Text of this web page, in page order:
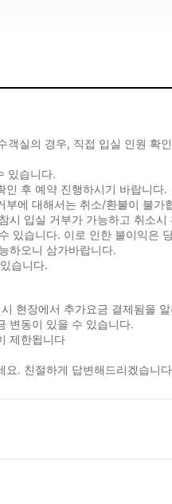
객실의 경우, 직접 입실 인원 확
있습니다.
인 후 예약 진행하시기 바랍니다.
부에 대해서는 취소/환불이 불가
시 입실 거부가 가능하고 취소시
있습니다. 이로 인한 불이익은
하오니 삼가바랍니다.
습니다.
현장에서 추가요금 결제됨을
변동이 있을 수 있습니다.
제한됩니다
요. 친절하게 답변해드리겠습니